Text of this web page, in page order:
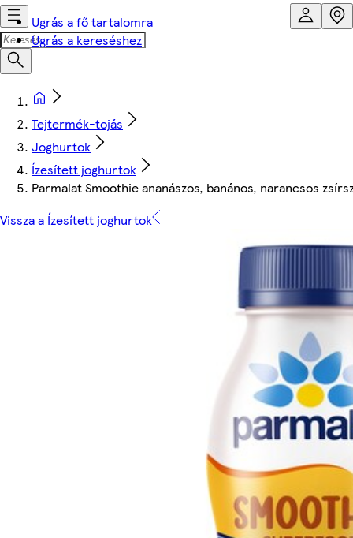
Ugrás a fő tartalomra
Ugrás a kereséshez
Tejtermék-tojás
Joghurtok
Ízesített joghurtok
Parmalat Smoothie ananászos, banános, narancsos
Vissza a Ízesített joghurtok